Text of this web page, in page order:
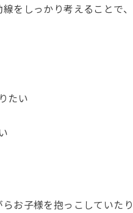
をしっかり考えることで
たい
お子様を抱っこしていた